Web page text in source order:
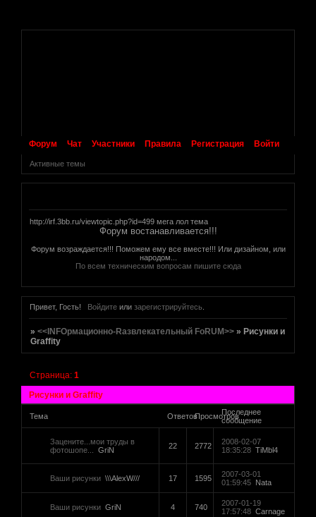
Форум Чат Участники Правила Регистрация Войти
Активные темы
http://irf.3bb.ru/viewtopic.php?id=499 мега лол тема
Форум востанавливается!!!
Форум возраждается!!! Поможем ему все вместе!!! Или дизайном, или
народом...
По всем техническим вопросам пишите сюда
Привет, Гость! Войдитеили зарегистрируйтесь.
»<<INFOрмационно-Rазвлекательный FoRUM>> »Рисунки и
Graffity
Рисунки и Graffity
Страница:1
Тема ОтветовПросмотровПоследнее
сообщение
Зацените...мои труды в
фотошопе...
GriN 22 2772
2008-02-07
18:35:28 TiMbl4
Ваши рисунки \\\AlexW/// 17 1595
2007-03-01
01:59:45 Nata
Ваши рисунки GriN 4 740
2007-01-19
17:57:48 Carnage